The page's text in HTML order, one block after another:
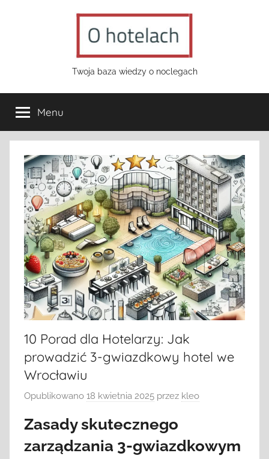
hotelach.pl
Twoja baza wiedzy o noclegach
Menu
10 Porad dla Hotelarzy: Jak
prowadzić 3-gwiazdkowy hotel we
Wrocławiu
Opublikowano 18 kwietnia 2025 przez kleo
Zasady skutecznego
zarządzania 3-gwiazdkowym